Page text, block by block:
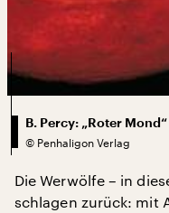
B. Percy: „Roter Mond“
© Penhaligon Verlag
Die Werwölfe – in
schlagen zurück: mit